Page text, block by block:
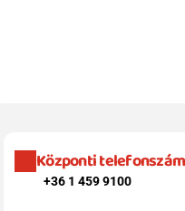
Központi telefonszám
+36 1 459 9100